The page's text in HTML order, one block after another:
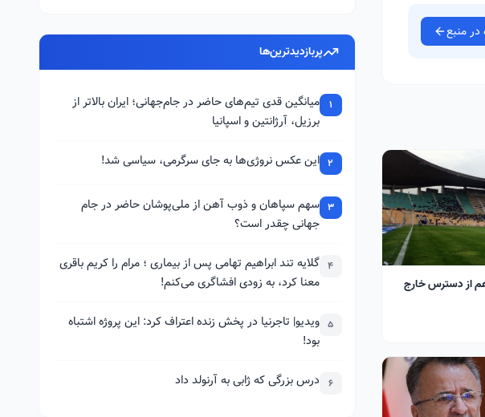
منبع
از دسترس خارج
پربازدیدترین‌ها
1
میانگین قدی تیم‌های حاضر در جام‌جهانی؛ ایران بالاتر از
برزیل، آرژانتین و اسپانیا
2 این عکس نروژی‌ها به جای سرگرمی، سیاسی شد!
3 سهم سپاهان و ذوب آهن از ملی‌پوشان حاضر در جام
جهانی چقدر است؟
4 گلایه تند ابراهیم تهامی پس از بیماری ؛ مرام را کریم باقری
معنا کرد، به زودی افشاگری می‌کنم!
5 ویدیو| تاجرنیا در پخش زنده اعتراف کرد: این پروژه اشتباه
بود!
6 درس بزرگی که ژابی به آرنولد داد